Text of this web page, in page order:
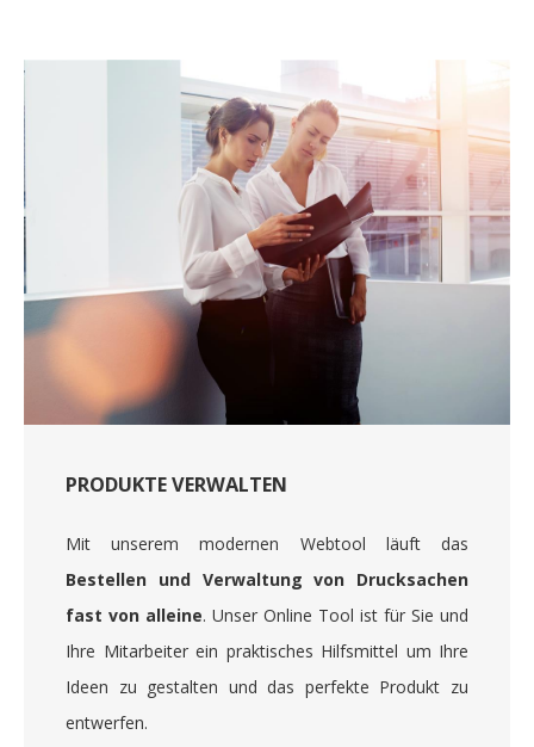
PRODUKTE VERWALTEN
Mit unserem modernen Webtool läuft das
Bestellen und Verwaltung von Drucksachen
fast von alleine. Unser Online Tool ist für Sie und
Ihre Mitarbeiter ein praktisches Hilfsmittel um Ihre
Ideen zu gestalten und das perfekte Produkt zu
entwerfen.